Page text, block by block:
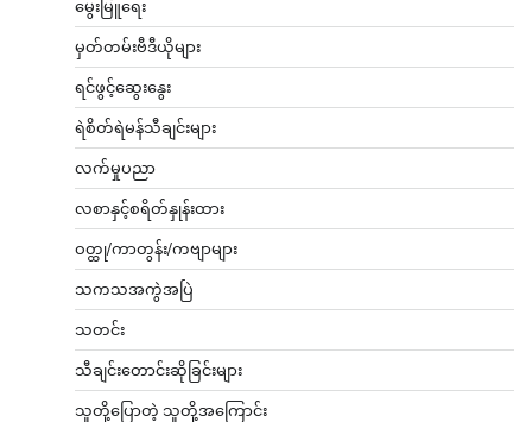
မွေးမြူရေး
မှတ်တမ်းဗီဒီယိုများ
ရင်ဖွင့်ဆွေးနွေး
ရဲစိတ်ရဲမန်သီချင်းများ
လက်မှုပညာ
လစာနှင့်စရိတ်နှုန်းထား
ဝတ္ထု/ကာတွန်း/ကဗျာများ
သကသအကွဲအပြဲ
သတင်း
သီချင်းတောင်းဆိုခြင်းများ
သူတို့ပြောတဲ့ သူတို့အကြောင်း